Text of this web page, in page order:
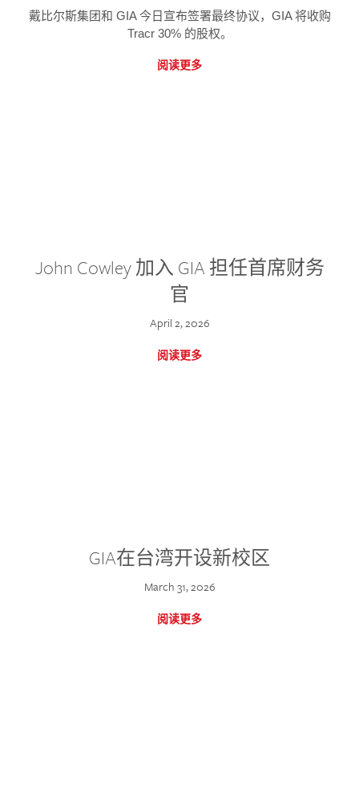
戴比尔斯集团和 GIA 今日宣布签署最终协议，GIA 将收购
Tracr 30% 的股权。
阅读更多
John Cowley 加入 GIA 担任首席财务
官
April 2, 2026
阅读更多
GIA在台湾开设新校区
March 31, 2026
阅读更多